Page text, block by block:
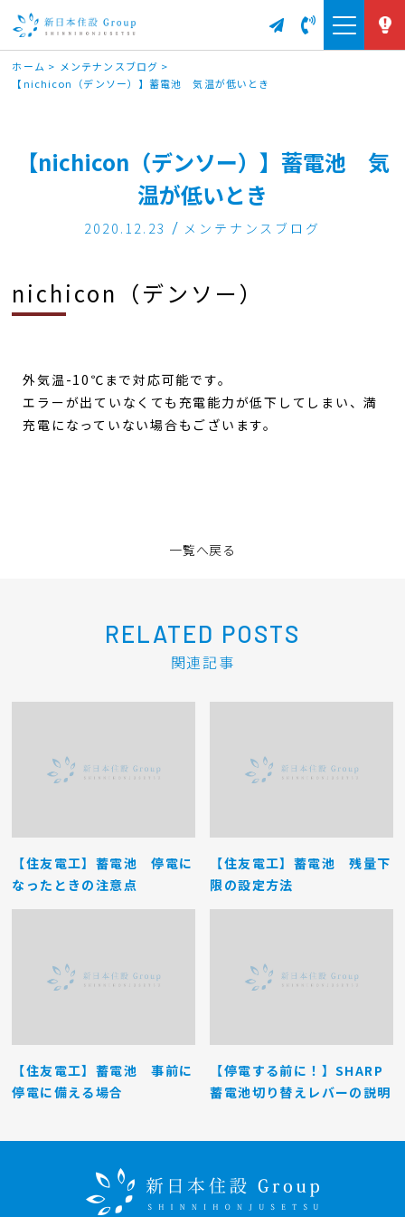
ホーム > メンテナンスブログ >
【nichicon（デンソー）】蓄電池 気温が低いとき
【nichicon（デンソー）】蓄電池 気
温が低いとき
2020.12.23 メンテナンスブログ
nichicon（デンソー）
外気温-10℃まで対応可能です。
エラーが出ていなくても充電能力が低下してしまい、満
充電になっていない場合もございます。
一覧へ戻る
RELATED POSTS
関連記事
【住友電工】蓄電池 停電に
なったときの注意点
【住友電工】蓄電池 残量下
限の設定方法
【住友電工】蓄電池 事前に
停電に備える場合
【停電する前に！】SHARP
蓄電池切り替えレバーの説明